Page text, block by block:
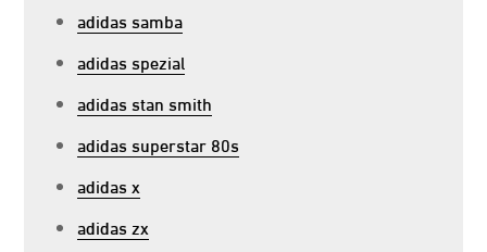
adidas samba
adidas spezial
adidas stan smith
adidas superstar 80s
adidas x
adidas zx